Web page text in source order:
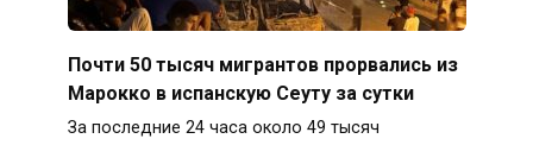
Почти 50 тысяч мигрантов прорвались из
Марокко в испанскую Сеуту за сутки
За последние 24 часа около 49 тысяч